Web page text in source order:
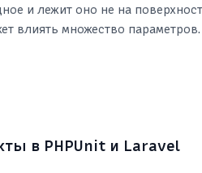
и лежит оно не на
влиять множество параметров.
в PHPUnit и Laravel